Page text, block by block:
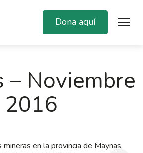
Dona aquí
– Noviembre
2016
en la provincia de Maynas,